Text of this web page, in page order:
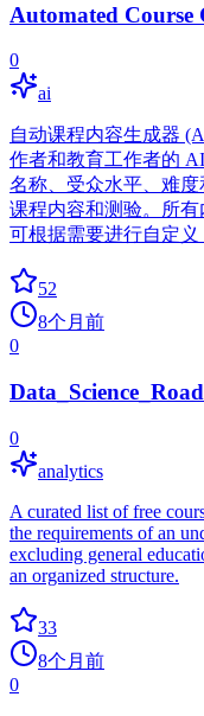
Automated Course
0
ai
自动课程内容生成器
作者和教育工作者的
名称、受众水平、难
课程内容和测验。所有
可根据需要进行自定义
52
8个月前
0
0
analytics
A curated list of free
the requirements of an
excluding general
an organized structure.
33
8个月前
0